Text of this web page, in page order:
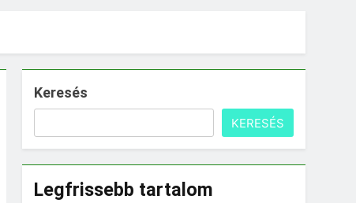
Keresés
KERESÉS
Legfrissebb tartalom